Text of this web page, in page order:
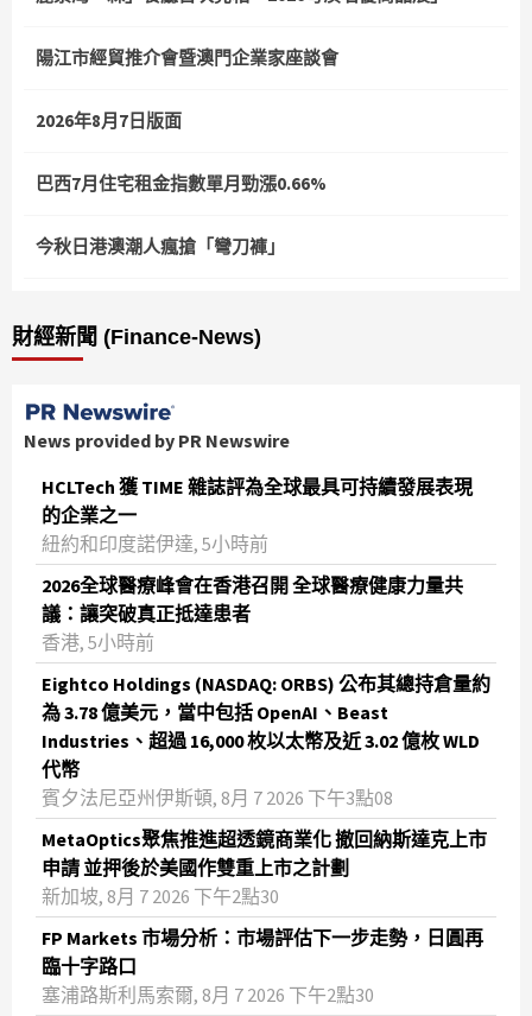
陽江市經貿推介會暨澳門企業家座談會
2026年8月7日版面
巴西7月住宅租金指數單月勁漲0.66%
今秋日港澳潮人瘋搶「彎刀褲」
財經新聞 (Finance-News)
News provided by PR Newswire
HCLTech 獲 TIME 雜誌評為全球最具可持續發展表現
的企業之一
紐約和印度諾伊達, 5小時前
2026全球醫療峰會在香港召開 全球醫療健康力量共
議：讓突破真正抵達患者
香港, 5小時前
Eightco Holdings (NASDAQ: ORBS) 公布其總持倉量約
為 3.78 億美元，當中包括 OpenAI、Beast
Industries、超過 16,000 枚以太幣及近 3.02 億枚 WLD
代幣
賓夕法尼亞州伊斯頓, 8月 7 2026 下午3點08
MetaOptics聚焦推進超透鏡商業化 撤回納斯達克上市
申請 並押後於美國作雙重上市之計劃
新加坡, 8月 7 2026 下午2點30
FP Markets 市場分析：市場評估下一步走勢，日圓再
臨十字路口
塞浦路斯利馬索爾, 8月 7 2026 下午2點30